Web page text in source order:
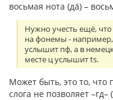
восьмая нота (да́) –
Нужно учесть ещё, что
на фонемы - например,
услышит пф, а в
месте ц услышит ts.
Может быть, это то, что
слога не позволяет –гд–